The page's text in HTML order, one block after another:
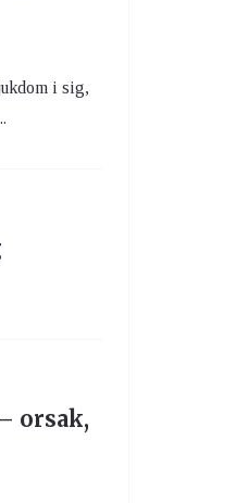
i sig,
orsak,